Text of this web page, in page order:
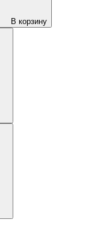
В корзину